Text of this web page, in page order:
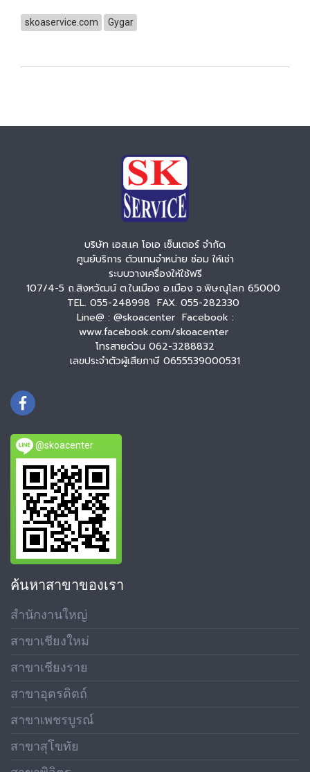
skoaservice.com Gygar
บริษัท เอส.เค โอเอ เซ็นเตอร์ จำกัด
ศูนย์บริการ ตัวแทนจำหน่าย ซ่อม ให้เช่า
ระบบวางเครื่องให้ใช้ฟรี
107/4-5 ถ.สิงหวัฒน์ ต.ในเมือง อ.เมือง จ.พิษณุโลก 65000
TEL. 055-248998 FAX. 055-282330
Line@ : @skoacenter Facebook :
www.facebook.com/skoacenter
โทรสายด่วน 062-3288832
เลขประจำตัวผู้เสียภาษี 0655539000531
@skoacenter
ค้นหาสาขาของเรา
สำนักงานใหญ่
สาขาเชียงใหม่
สาขาเชียงราย
สาขาอุตรดิตถ์
สาขาเพชรบูรณ์
สาขาสุโขทัย